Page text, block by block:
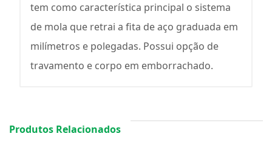
tem como característica principal o sistema
de mola que retrai a fita de aço graduada em
milímetros e polegadas. Possui opção de
travamento e corpo em emborrachado.
Produtos Relacionados